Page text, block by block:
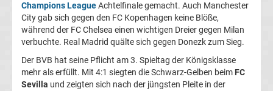
Europa
Conference
League
Champions LeagueAchtelfinale gemacht. Auch Manchester
City gab sich gegen den FC Kopenhagen keine Blöße,
während der FC Chelsea einen wichtigen Dreier gegen Milan
verbuchte. Real Madrid quälte sich gegen Donezk zum Sieg.
Der BVB hat seine Pflicht am 3. Spieltag der Königsklasse
mehr als erfüllt. Mit 4:1 siegten die Schwarz-Gelben beim FC
Sevilla und zeigten sich nach der jüngsten Pleite in der